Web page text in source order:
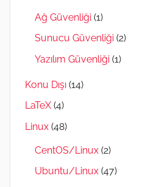
Ağ Güvenliği (1)
Sunucu Güvenliği (2)
Yazılım Güvenliği (1)
Konu Dışı (14)
LaTeX (4)
Linux (48)
CentOS/Linux (2)
Ubuntu/Linux (47)